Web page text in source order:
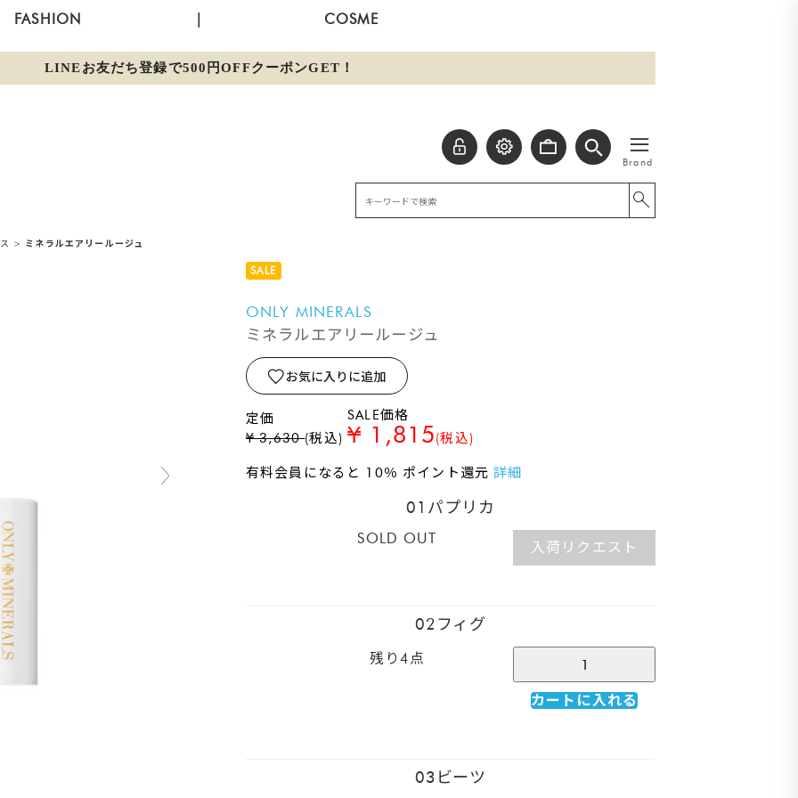
FASHION COSME
LINEお友だち登録で500円OFFクーポンGET！
≡
Brand
> ミネラルエアリールージュ
SALE
ONLY MINERALS
ミネラルエアリールージュ
お気に入りに追加
定価
¥ 3,630(税込)
SALE価格
¥ 1,815(税込)
有料会員になると 10％ ポイント還元詳細
01パプリカ
SOLD OUT
入荷リクエスト
02フィグ
残り4点
カートに入れる
03ビーツ